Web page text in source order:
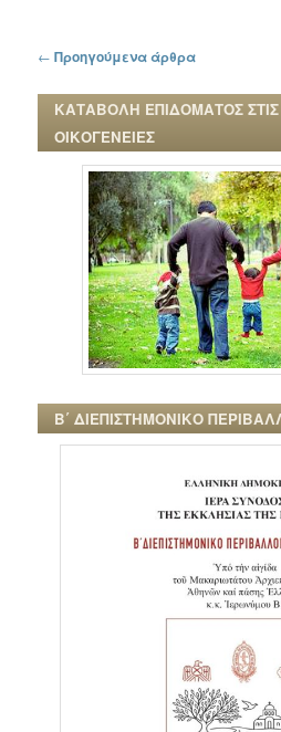
Πλοήγηση στα άρθρα
← Προηγούμενα άρθρα
ΚΑΤΑΒΟΛΗ ΕΠΙΔΟΜΑΤΟΣ ΣΤΙΣ
ΟΙΚΟΓΕΝΕΙΕΣ
Β΄ ΔΙΕΠΙΣΤΗΜΟΝΙΚΟ